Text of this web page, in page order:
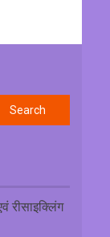
Search
रीसाइक्लिंग